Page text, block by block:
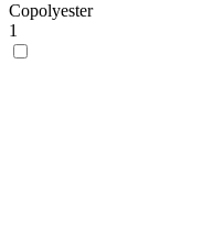
Copolyester
1